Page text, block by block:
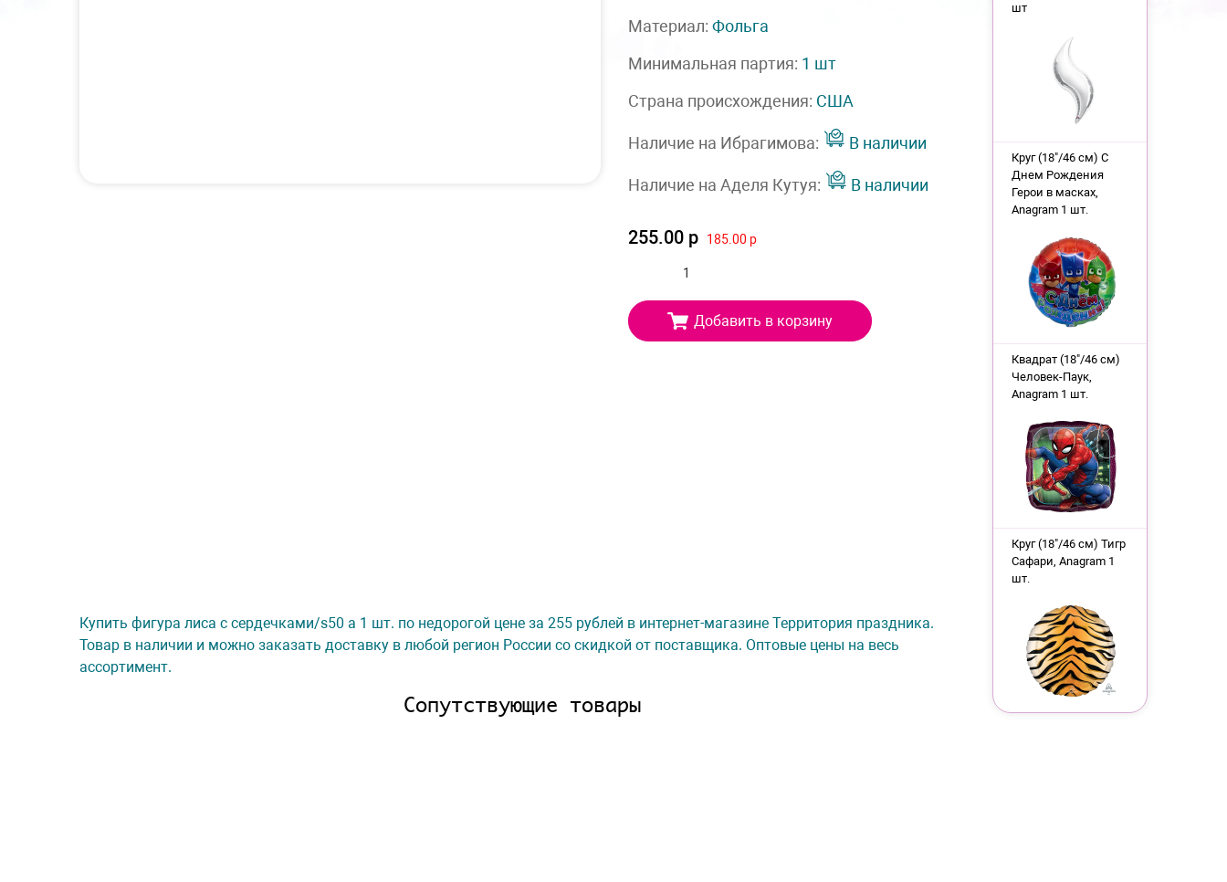
Материал: Фольга
Минимальная партия: 1 шт
Страна происхождения: США
Наличие на Ибрагимова: В наличии
Наличие на Аделя Кутуя: В наличии
255.00 р 185.00 р
Добавить в корзину
Купить фигура лиса с сердечками/s50 а 1 шт. по недорогой цене за 255 рублей в интернет-магазине Территория праздника.
Товар в наличии и можно заказать доставку в любой регион России со скидкой от поставщика. Оптовые цены на весь
ассортимент.
Сопутствующие товары
шт
Круг (18"/46 см) С
Днем Рождения
Герои в масках,
Anagram 1 шт.
Квадрат (18"/46 см)
Человек-Паук,
Anagram 1 шт.
Круг (18"/46 см) Тигр
Сафари, Anagram 1
шт.